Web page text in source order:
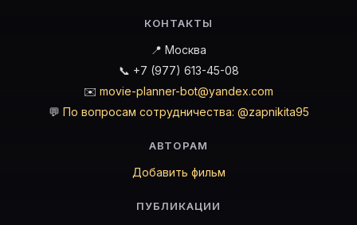
КОНТАКТЫ
📍 Москва
📞 +7 (977) 613-45-08
✉️ movie-planner-bot@yandex.com
💬 По вопросам сотрудничества: @zapnikita95
АВТОРАМ
Добавить фильм
ПУБЛИКАЦИИ